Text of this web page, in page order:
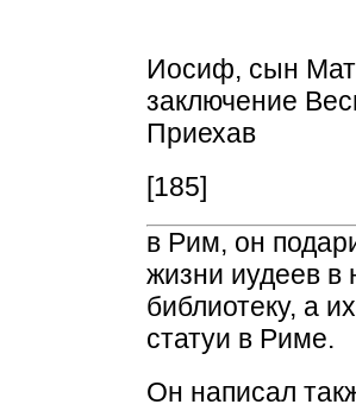
Иосиф, сын
заключение
Приехав
[185]
в Рим, он
жизни иудеев
библиотеку, а
статуи в Риме.
Он написал